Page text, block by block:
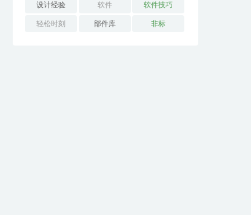
设计经验 软件 软件技巧
轻松时刻 部件库 非标